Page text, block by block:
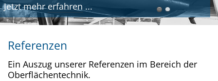
Jetzt mehrerfahren ...
Referenzen
Ein Auszug unserer Referenzen im Bereich der
Oberflächentechnik.